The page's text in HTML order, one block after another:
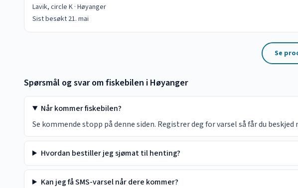
Lavik, circle K · Høyanger
Sist besøkt 21. mai
Se
Spørsmål og svar om fiskebilen i Høyanger
Når kommer fiskebilen?
Se kommende stopp på denne siden. Registrer deg for varsel så får du
Hvordan bestiller jeg sjømat til henting?
Kan jeg få SMS-varsel når dere kommer?